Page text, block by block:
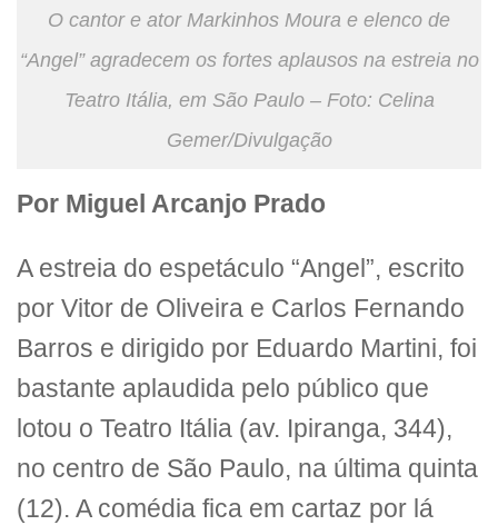
O cantor e ator Markinhos Moura e elenco de
“Angel” agradecem os fortes aplausos na estreia no
Teatro Itália, em São Paulo – Foto: Celina
Gemer/Divulgação
Por Miguel Arcanjo Prado
A estreia do espetáculo “Angel”, escrito
por Vitor de Oliveira e Carlos Fernando
Barros e dirigido por Eduardo Martini, foi
bastante aplaudida pelo público que
lotou o Teatro Itália (av. Ipiranga, 344),
no centro de São Paulo, na última quinta
(12). A comédia fica em cartaz por lá